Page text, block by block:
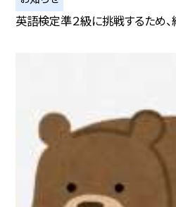
英語検定準２級に挑戦するため